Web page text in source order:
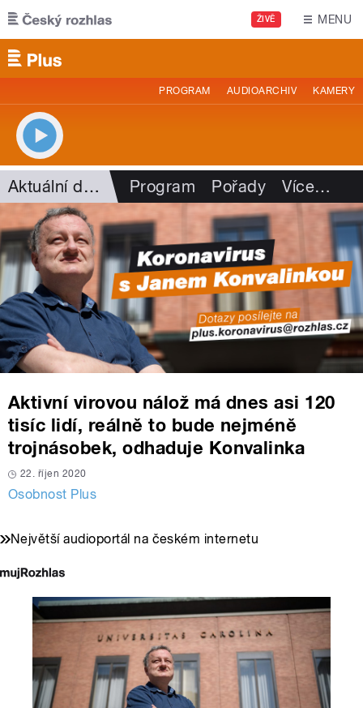
Přejít k hlavnímu obsahu
ŽIVĚ MENU
PROGRAM AUDIOARCHIV KAMERY
Aktuální dění Program Pořady Více…
Aktivní virovou nálož má dnes asi 120
tisíc lidí, reálně to bude nejméně
trojnásobek, odhaduje Konvalinka
22. říjen 2020
Osobnost Plus
Největší audioportál na českém internetu